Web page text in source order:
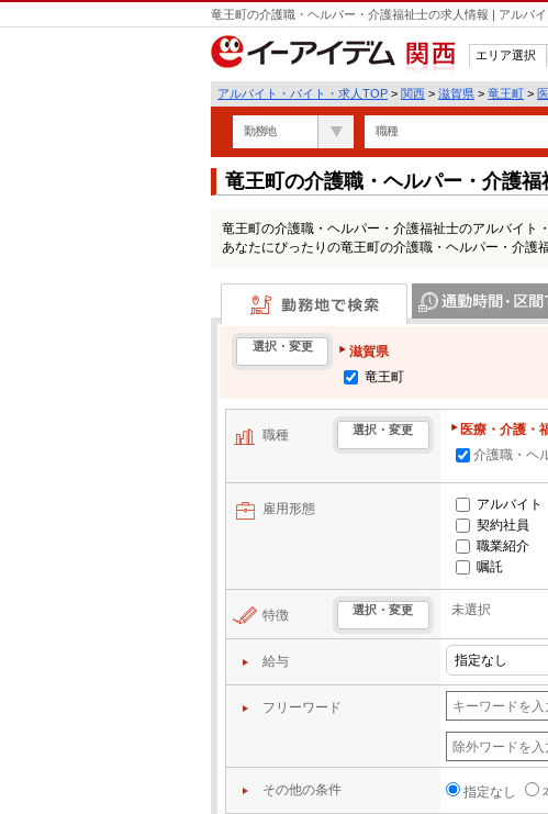
竜王町の介護職・ヘルパー・介護福祉士の求人情報 | アルバ
関西
エリア選択
アルバイト・バイト・求人TOP > 関西 > 滋賀県 > 竜王町 >
勤務地 職種
竜王町の介護職・ヘルパー・介護
竜王町の介護職・ヘルパー・介護福祉士のアルバイト
あなたにぴったりの竜王町の介護職・ヘルパー・介護
勤務地で検索
選択・変更
滋賀県
竜王町
職種 選択・変更
医療・介護・
介護職・ヘ
雇用形態 アルバイト
契約社員
職業紹介
嘱託
特徴 選択・変更 未選択
給与
フリーワード
その他の条件 指定なし